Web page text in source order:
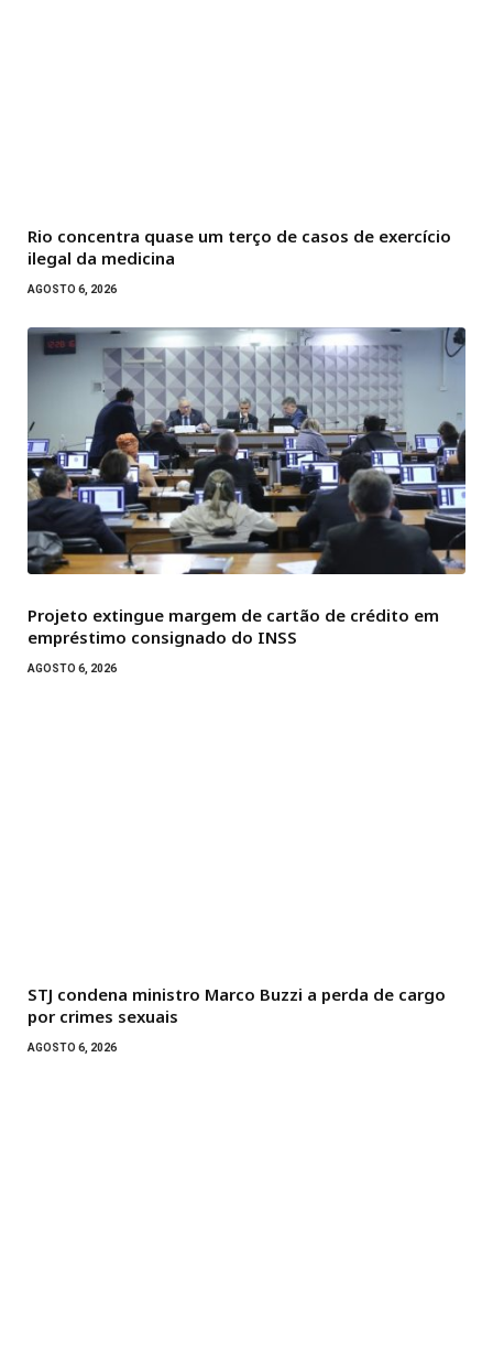
Rio concentra quase um terço de casos de exercício
ilegal da medicina
AGOSTO 6, 2026
Projeto extingue margem de cartão de crédito em
empréstimo consignado do INSS
AGOSTO 6, 2026
STJ condena ministro Marco Buzzi a perda de cargo
por crimes sexuais
AGOSTO 6, 2026